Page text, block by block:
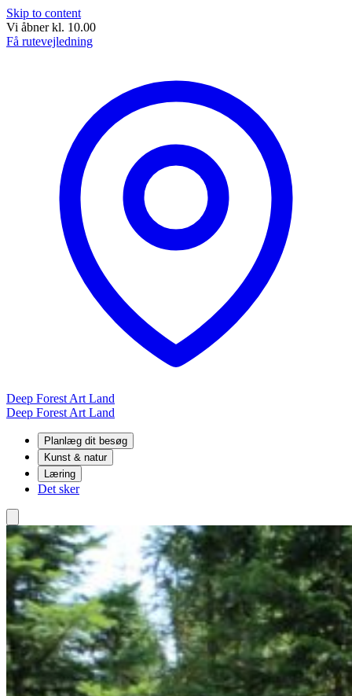
Skip to content
Vi åbner kl. 10.00
Få rutevejledning
Deep Forest Art Land
Deep Forest Art Land
Planlæg dit besøg
Kunst & natur
Læring
Det sker